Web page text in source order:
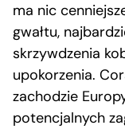
ma nic
gwałtu,
skrzywdzenia
upokorzenia.
zachodzie
potencjalnych